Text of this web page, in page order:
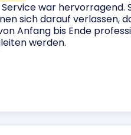
war hervorragend.
sich darauf verlassen,
Anfang bis Ende
werden.